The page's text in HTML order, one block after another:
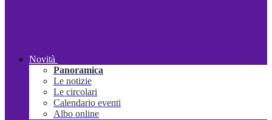
Novità
Panoramica
Le notizie
Le circolari
Calendario eventi
Albo online